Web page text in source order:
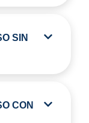
SIN
CON